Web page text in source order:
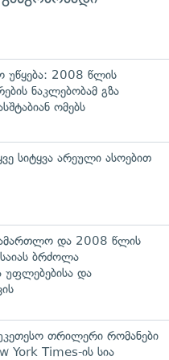
უწყება: 2008 წლის
ნაკლებობამ გზა
ომებს
სიტყვა არეული ასოებით
და 2008 წლის
ბრძოლა
და
თრილერი რომანები
York Times-ის სია